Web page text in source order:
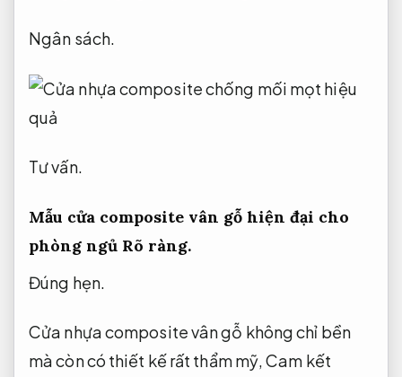
Ngân sách.
Tư vấn.
Mẫu cửa composite vân gỗ hiện đại cho
phòng ngủ Rõ ràng.
Đúng hẹn.
Cửa nhựa composite vân gỗ không chỉ bền
mà còn có thiết kế rất thẩm mỹ,Cam kết